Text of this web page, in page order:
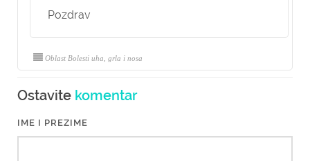
Pozdrav
Oblast Bolesti uha, grla i nosa
Ostavite komentar
IME I PREZIME